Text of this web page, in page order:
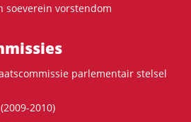
soeverein vorstendom
parlementair stelsel
2010)